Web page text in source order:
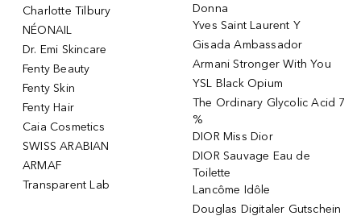
Charlotte Tilbury
NÉONAIL
Dr. Emi Skincare
Fenty Beauty
Fenty Skin
Fenty Hair
Caia Cosmetics
SWISS ARABIAN
ARMAF
Transparent Lab
Donna
Yves Saint Laurent Y
Gisada Ambassador
Armani Stronger With You
YSL Black Opium
The Ordinary Glycolic Acid 7
%
DIOR Miss Dior
DIOR Sauvage Eau de
Toilette
Lancôme Idôle
Douglas Digitaler Gutschein